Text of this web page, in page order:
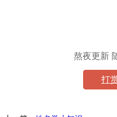
熬夜更新
打